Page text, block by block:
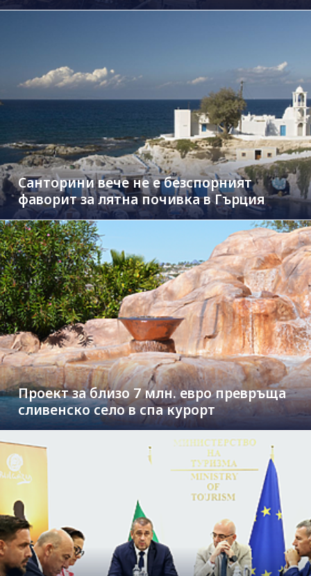
Санторини вече не е безспорният
фаворит за лятна почивка в Гърция
Проект за близо 7 млн. евро превръща
сливенско село в спа курорт